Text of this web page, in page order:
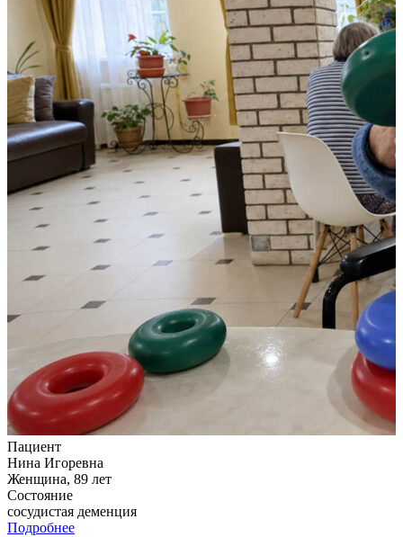
Пациент
Нина Игоревна
Женщина, 89 лет
Состояние
сосудистая деменция
Подробнее